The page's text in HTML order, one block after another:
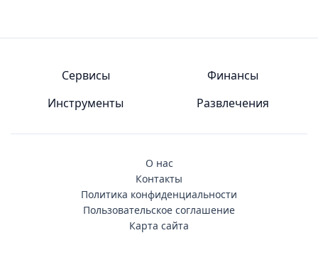
Сервисы
Финансы
Инструменты
Развлечения
О нас
Контакты
Политика конфиденциальности
Пользовательское соглашение
Карта сайта